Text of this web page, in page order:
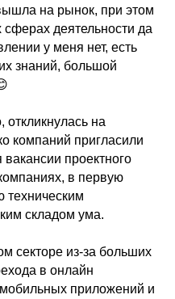
на рынок, при этом
деятельности да
у меня нет, есть
знаний, большой
откликнулась на
компаний пригласили
проектного
в первую
техническим
складом ума.
секторе из-за больших
в онлайн
приложений и